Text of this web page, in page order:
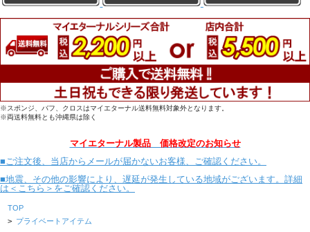
※スポンジ、バフ、クロスはマイエターナル送料無料対象外となります。
※両送料無料とも沖縄県は除く
マイエターナル製品 価格改定のお知らせ
■ご注文後、当店からメールが届かないお客様、ご確認ください。
■地震、その他の影響により、遅延が発生している地域がございます。詳細
は＜こちら＞をご確認ください。
TOP
> プライベートアイテム